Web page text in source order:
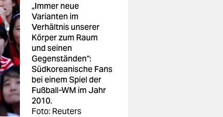
„Immer neue
Varianten im
Verhältnis unserer
Körper zum Raum
und seinen
Gegenständen“:
Südkoreanische Fans
bei einem Spiel der
Fußball-WM im Jahr
2010.
Foto: Reuters